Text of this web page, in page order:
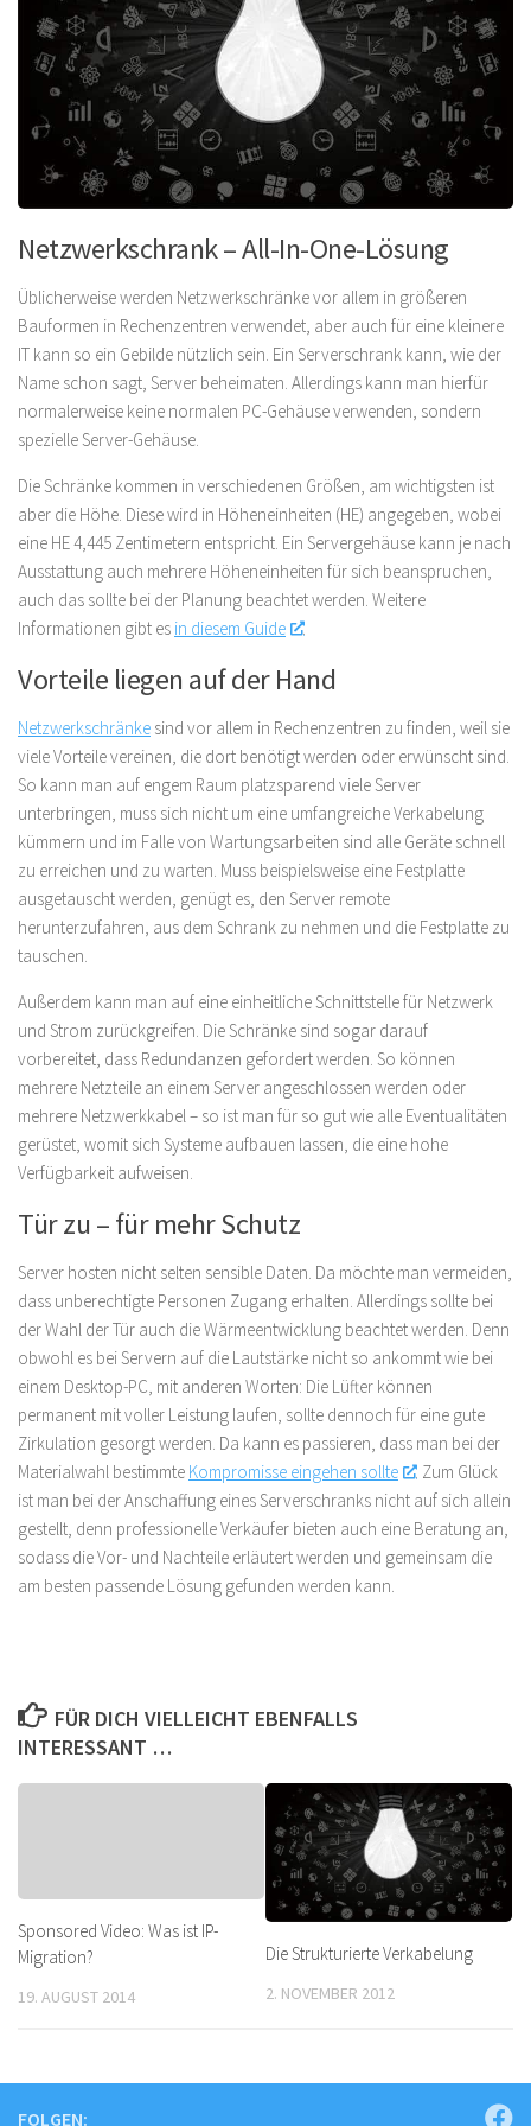
Netzwerkschrank – All-In-One-Lösung
Üblicherweise werden Netzwerkschränke vor allem in größeren
Bauformen in Rechenzentren verwendet, aber auch für eine kleinere
IT kann so ein Gebilde nützlich sein. Ein Serverschrank kann, wie der
Name schon sagt, Server beheimaten. Allerdings kann man hierfür
normalerweise keine normalen PC-Gehäuse verwenden, sondern
spezielle Server-Gehäuse.
Die Schränke kommen in verschiedenen Größen, am wichtigsten ist
aber die Höhe. Diese wird in Höheneinheiten (HE) angegeben, wobei
eine HE 4,445 Zentimetern entspricht. Ein Servergehäuse kann je nach
Ausstattung auch mehrere Höheneinheiten für sich beanspruchen,
auch das sollte bei der Planung beachtet werden. Weitere
Informationen gibt es in diesem Guide .
Vorteile liegen auf der Hand
Netzwerkschränke sind vor allem in Rechenzentren zu finden, weil sie
viele Vorteile vereinen, die dort benötigt werden oder erwünscht sind.
So kann man auf engem Raum platzsparend viele Server
unterbringen, muss sich nicht um eine umfangreiche Verkabelung
kümmern und im Falle von Wartungsarbeiten sind alle Geräte schnell
zu erreichen und zu warten. Muss beispielsweise eine Festplatte
ausgetauscht werden, genügt es, den Server remote
herunterzufahren, aus dem Schrank zu nehmen und die Festplatte zu
tauschen.
Außerdem kann man auf eine einheitliche Schnittstelle für Netzwerk
und Strom zurückgreifen. Die Schränke sind sogar darauf
vorbereitet, dass Redundanzen gefordert werden. So können
mehrere Netzteile an einem Server angeschlossen werden oder
mehrere Netzwerkkabel – so ist man für so gut wie alle Eventualitäten
gerüstet, womit sich Systeme aufbauen lassen, die eine hohe
Verfügbarkeit aufweisen.
Tür zu – für mehr Schutz
Server hosten nicht selten sensible Daten. Da möchte man vermeiden,
dass unberechtigte Personen Zugang erhalten. Allerdings sollte bei
der Wahl der Tür auch die Wärmeentwicklung beachtet werden. Denn
obwohl es bei Servern auf die Lautstärke nicht so ankommt wie bei
einem Desktop-PC, mit anderen Worten: Die Lüfter können
permanent mit voller Leistung laufen, sollte dennoch für eine gute
Zirkulation gesorgt werden. Da kann es passieren, dass man bei der
Materialwahl bestimmte Kompromisse eingehen sollte
. Zum Glück
ist man bei der Anschaffung eines Serverschranks nicht auf sich allein
gestellt, denn professionelle Verkäufer bieten auch eine Beratung an,
sodass die Vor- und Nachteile erläutert werden und gemeinsam die
am besten passende Lösung gefunden werden kann.
FÜR DICH VIELLEICHT EBENFALLS
INTERESSANT …
Sponsored Video: Was ist IP-
Migration?
19. AUGUST 2014
Die Strukturierte Verkabelung
2. NOVEMBER 2012
FOLGEN: